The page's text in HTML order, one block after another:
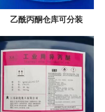
乙酰丙酮仓库可分装